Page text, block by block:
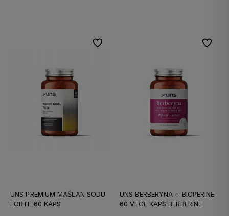
UNS PREMIUM MAŚLAN SODU
FORTE 60 KAPS
Do ulubionych
UNS BERBERYNA + BIOPERINE
60 VEGE KAPS BERBERINE
Do